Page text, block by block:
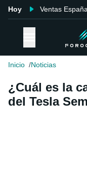
Hoy Ventas España
Inicio Noticias
¿Cuál es la
del Tesla